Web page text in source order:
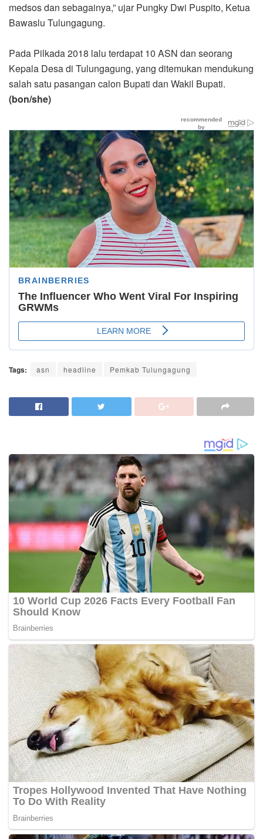
medsos dan sebagainya,” ujar Pungky Dwi Puspito, Ketua
Bawaslu Tulungagung.
Pada Pilkada 2018 lalu terdapat 10 ASN dan seorang
Kepala Desa di Tulungagung, yang ditemukan mendukung
salah satu pasangan calon Bupati dan Wakil Bupati.
(bon/she)
Tags: asn headline Pemkab Tulungagung